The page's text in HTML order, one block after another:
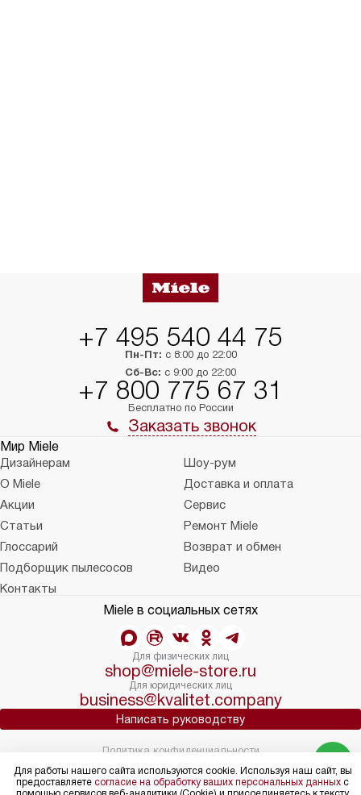
+7 495 540 44 75
Пн-Пт: с 8:00 до 22:00
Сб-Вс: с 9:00 до 22:00
+7 800 775 67 31
Бесплатно по России
Заказать звонок
Мир Miele
Дизайнерам
Шоу-рум
О Miele
Доставка и оплата
Акции
Сервис
Статьи
Ремонт Miele
Глоссарий
Возврат и обмен
Подборщик пылесосов
Видео
Контакты
Miele в социальных сетях
Для физических лиц
shop@miele-store.ru
Для юридических лиц
business@kvalitet.company
Написать руководству
Политика конфиденциальности
Условия продажи
Карта сайта
Для работы нашего сайта используются cookie. Используя наш сайт, вы
предоставляете согласие на обработку ваших персональных данных с